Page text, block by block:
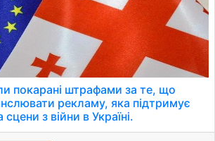
покарані штрафами за те, що
рекламу, яка підтримує
з війни в Україні.